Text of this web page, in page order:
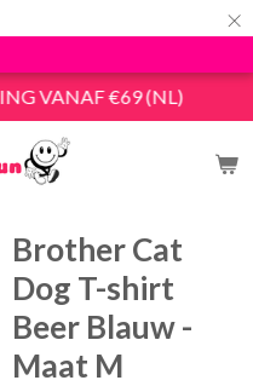
×
VANAF €69 (NL)
Brother Cat
Dog T-shirt
Beer Blauw -
Maat M